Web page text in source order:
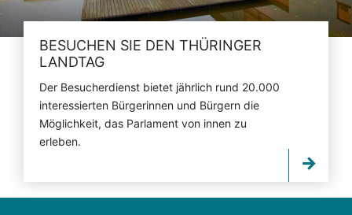
BESUCHEN SIE DEN THÜRINGER
LANDTAG
Der Besucherdienst bietet jährlich rund 20.000
interessierten Bürgerinnen und Bürgern die
Möglichkeit, das Parlament von innen zu
erleben.